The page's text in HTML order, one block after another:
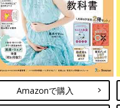
Amazonで購入